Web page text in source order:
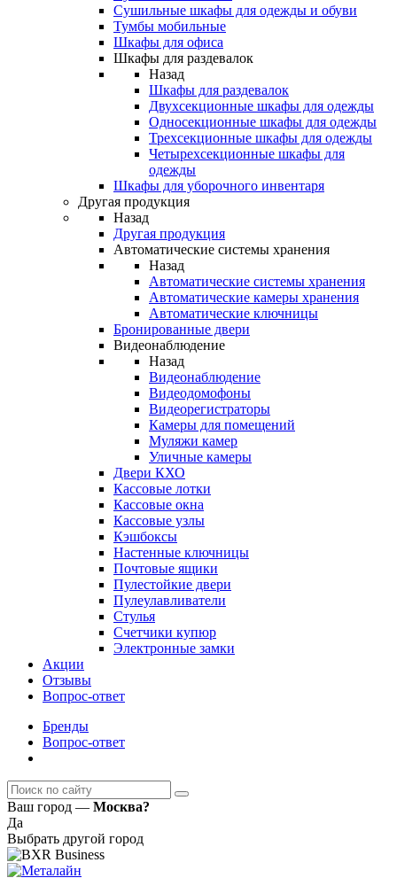
Сушильные шкафы для одежды и обуви
Тумбы мобильные
Шкафы для офиса
Шкафы для раздевалок
Назад
Шкафы для раздевалок
Двухсекционные шкафы для одежды
Односекционные шкафы для одежды
Трехсекционные шкафы для одежды
Четырехсекционные шкафы для
одежды
Шкафы для уборочного инвентаря
Другая продукция
Назад
Другая продукция
Автоматические системы хранения
Назад
Автоматические системы хранения
Автоматические камеры хранения
Автоматические ключницы
Бронированные двери
Видеонаблюдение
Назад
Видеонаблюдение
Видеодомофоны
Видеорегистраторы
Камеры для помещений
Муляжи камер
Уличные камеры
Двери КХО
Кассовые лотки
Кассовые окна
Кассовые узлы
Кэшбоксы
Настенные ключницы
Почтовые ящики
Пулестойкие двери
Пулеулавливатели
Стулья
Счетчики купюр
Электронные замки
Акции
Отзывы
Вопрос-ответ
Бренды
Вопрос-ответ
Ваш город — Москва?
Да
Выбрать другой город